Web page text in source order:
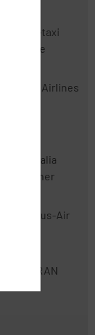
Air-taxi
europe
AIS Airlines
Alitalia
CityLiner
Arcus-Air
ATRAN